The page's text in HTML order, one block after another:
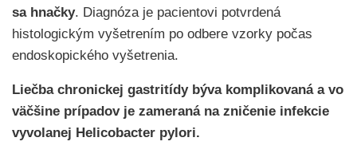
sa hnačky. Diagnóza je pacientovi potvrdená
histologickým vyšetrením po odbere vzorky počas
endoskopického vyšetrenia.
Liečba chronickej gastritídy býva komplikovaná a vo
väčšine prípadov je zameraná na zničenie infekcie
vyvolanej Helicobacter pylori.